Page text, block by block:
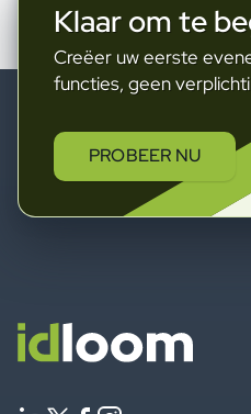
Klaar om te
Creëer uw eerste
functies, geen
PROBEER NU